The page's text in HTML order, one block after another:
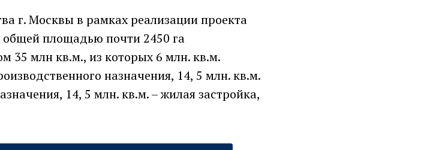
г. Москвы в рамках реализации проекта
площадью почти 2450 га
35 млн кв.м., из которых 6 млн. кв.м.
назначения, 14, 5 млн. кв.м.
14, 5 млн. кв.м. – жилая застройка,